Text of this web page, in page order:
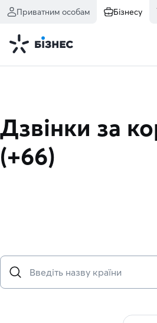
Приватним особам Бізнесу
Дзвінки за
(+66)